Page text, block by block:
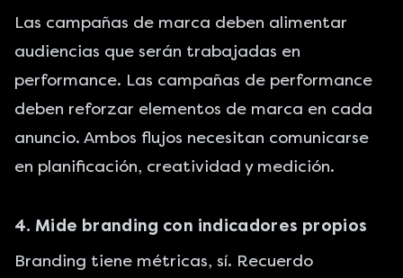
Las campañas de marca deben alimentar
audiencias que serán trabajadas en
performance. Las campañas de performance
deben reforzar elementos de marca en cada
anuncio. Ambos flujos necesitan comunicarse
en planificación, creatividad y medición.
4. Mide branding con indicadores propios
Branding tiene métricas, sí. Recuerdo